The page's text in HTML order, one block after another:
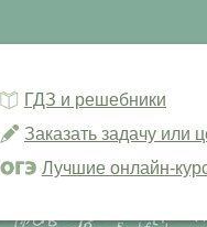
ГДЗ и решебники
Заказать задачу или
Лучшие онлайн-